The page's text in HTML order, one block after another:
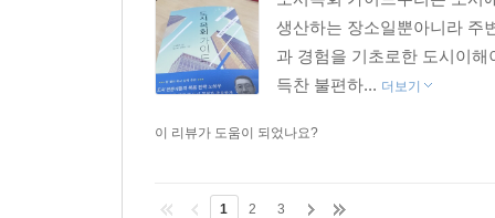
생산하는 장소일뿐아니라 주
과 경험을 기초로한 도시이
득찬 불편하... 더보기
이 리뷰가 도움이 되었나요?
1 2 3